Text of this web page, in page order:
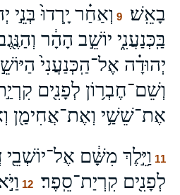
בָאֵֽשׁ׃
9 וְאַחַ֗ר יָֽרְדוּ֙ בְּנֵ֣י
בַּֽכְּנַעֲנִ֑י יוֹשֵׁ֣ב הָהָ֔ר
יְהוּדָ֗ה אֶל־הַֽכְּנַעֲנִי֙
וְשֵׁם־חֶבְר֥וֹן לְפָנִ֖ים
אֶת־שֵׁשַׁ֥י וְאֶת־אֲחִימַ֖ן
11 וַיֵּ֣לֶךְ מִשָּׁ֔ם אֶל־יוֹשְׁבֵ֖י
לְפָנִ֖ים קִרְיַת־סֵֽפֶר׃
12